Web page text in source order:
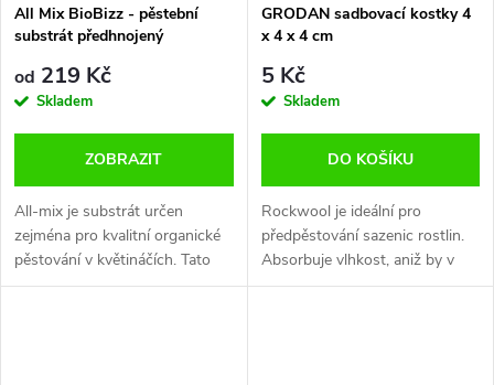
All Mix BioBizz - pěstební
substrát předhnojený
od 219 Kč
Skladem
ZOBRAZIT
All-mix je substrát určen
zejména pro kvalitní organické
pěstování v květináčích. Tato
silně předhnojená substrátová
GRODAN sadbovací kostky 4
x 4 x 4 cm
5 Kč
Skladem
DO KOŠÍKU
Rockwool je ideální pro
předpěstování sazenic rostlin.
Absorbuje vlhkost, aniž by v
sobě zadržoval živiny. I v